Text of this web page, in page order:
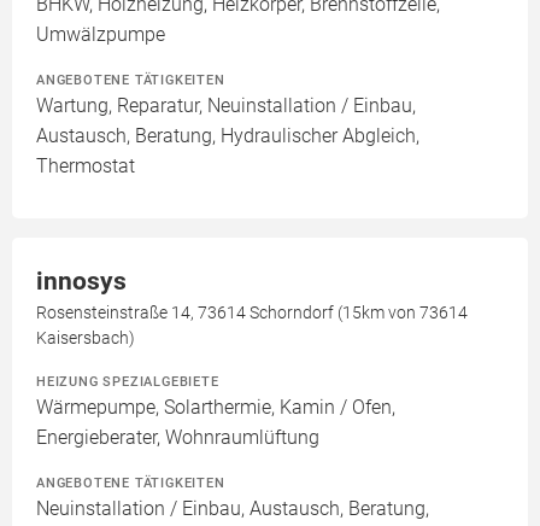
Umwälzpumpe
ANGEBOTENE TÄTIGKEITEN
Wartung, Reparatur, Neuinstallation / Einbau,
Austausch, Beratung, Hydraulischer Abgleich,
Thermostat
innosys
Rosensteinstraße 14, 73614 Schorndorf (15km von 73614
Kaisersbach)
HEIZUNG SPEZIALGEBIETE
Wärmepumpe, Solarthermie, Kamin / Ofen,
Energieberater, Wohnraumlüftung
ANGEBOTENE TÄTIGKEITEN
Neuinstallation / Einbau, Austausch, Beratung,